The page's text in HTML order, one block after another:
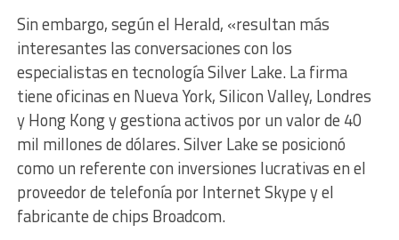
Sin embargo, según el Herald, «resultan más
interesantes las conversaciones con los
especialistas en tecnología Silver Lake. La firma
tiene oficinas en Nueva York, Silicon Valley, Londres
y Hong Kong y gestiona activos por un valor de 40
mil millones de dólares. Silver Lake se posicionó
como un referente con inversiones lucrativas en el
proveedor de telefonía por Internet Skype y el
fabricante de chips Broadcom.